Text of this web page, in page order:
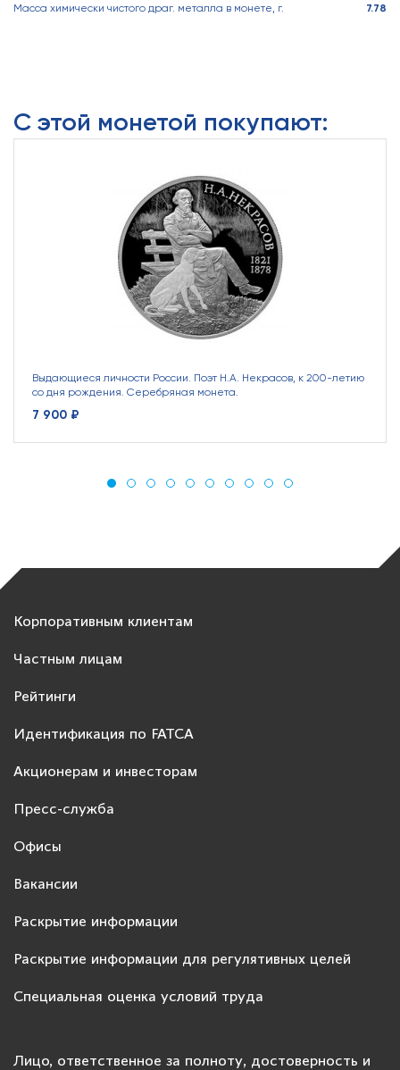
Масса химически чистого драг. металла в монете, г. 7.78
С этой монетой покупают:
Выдающиеся личности России. Поэт Н.А. Некрасов, к 200-летию
со дня рождения. Серебряная монета.
7 900 ₽
Корпоративным клиентам
Частным лицам
Рейтинги
Идентификация по FATCA
Акционерам и инвесторам
Пресс-служба
Офисы
Вакансии
Раскрытие информации
Раскрытие информации для регулятивных целей
Специальная оценка условий труда
Лицо, ответственное за полноту, достоверность и